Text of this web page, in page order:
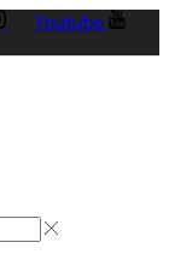
Youtube